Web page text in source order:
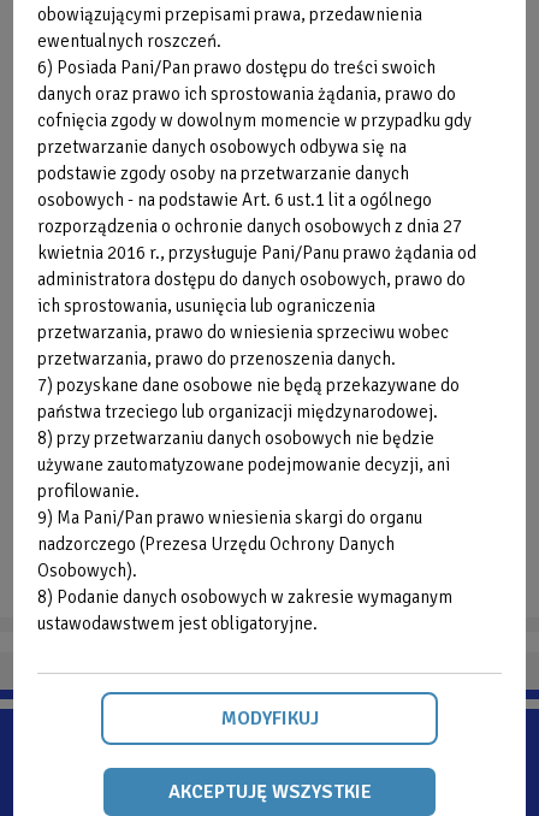
Strefa Klienta
Grafiki zajęć Zastępstwa
Kontakt Galerie
obowiązującymi przepisami prawa, przedawnienia
ewentualnych roszczeń.
6) Posiada Pani/Pan prawo dostępu do treści swoich
danych oraz prawo ich sprostowania żądania, prawo do
cofnięcia zgody w dowolnym momencie w przypadku gdy
przetwarzanie danych osobowych odbywa się na
podstawie zgody osoby na przetwarzanie danych
osobowych - na podstawie Art. 6 ust.1 lit a ogólnego
rozporządzenia o ochronie danych osobowych z dnia 27
kwietnia 2016 r., przysługuje Pani/Panu prawo żądania od
administratora dostępu do danych osobowych, prawo do
ich sprostowania, usunięcia lub ograniczenia
przetwarzania, prawo do wniesienia sprzeciwu wobec
przetwarzania, prawo do przenoszenia danych.
7) pozyskane dane osobowe nie będą przekazywane do
państwa trzeciego lub organizacji międzynarodowej.
8) przy przetwarzaniu danych osobowych nie będzie
używane zautomatyzowane podejmowanie decyzji, ani
profilowanie.
9) Ma Pani/Pan prawo wniesienia skargi do organu
nadzorczego (Prezesa Urzędu Ochrony Danych
Osobowych).
8) Podanie danych osobowych w zakresie wymaganym
ustawodawstwem jest obligatoryjne.
MODYFIKUJ
AKCEPTUJĘ WSZYSTKIE